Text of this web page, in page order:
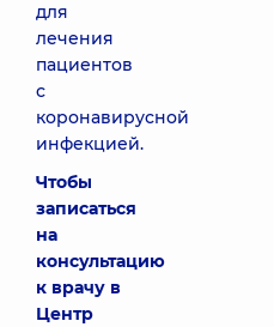
для
лечения
пациентов
с
коронавирусной
инфекцией.
Чтобы
записаться
на
консультацию
к врачу в
Центр